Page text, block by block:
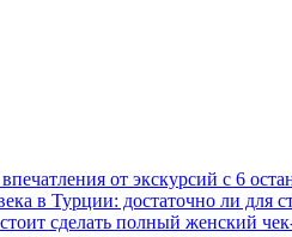
от экскурсий с 6
в Турции: достаточно ли для
сделать полный женский